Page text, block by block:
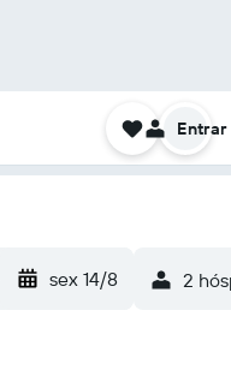
Entrar
sex 14/8 2